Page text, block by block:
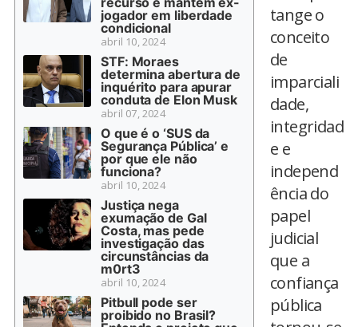
jogador em liberdade
condicional
abril 10, 2024
STF: Moraes
determina abertura de
inquérito para apurar
conduta de Elon Musk
abril 07, 2024
O que é o ‘SUS da
Segurança Pública’ e
por que ele não
funciona?
abril 10, 2024
Justiça nega
exumação de Gal
Costa, mas pede
investigação das
circunstâncias da
m0rt3
abril 10, 2024
Pitbull pode ser
proibido no Brasil?
tange o
conceito
de
imparciali
dade,
integridad
e e
independ
ência do
papel
judicial
que a
confiança
pública